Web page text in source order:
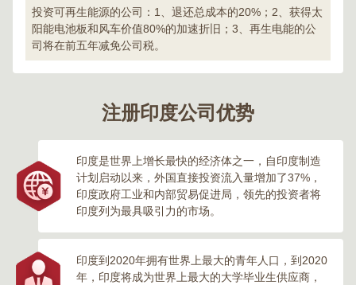
投资可再生能源的公司：1、退还总成本的20%；2、获得太
阳能电池板和风车价值80%的加速折旧；3、再生电能的公
司将在前五年减免公司税。
注册印度公司优势
印度是世界上增长最快的经济体之一，自印度制造
计划启动以来，外国直接投资流入量增加了37%，
印度政府工业和内部贸易促进局，领先的投资者将
印度列为最具吸引力的市场。
印度到2020年拥有世界上最大的青年人口，到2020
年，印度将成为世界上最大的大学毕业生供应商，